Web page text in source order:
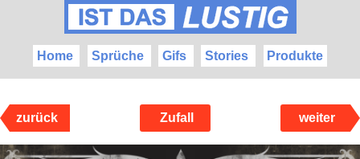
Home Sprüche Gifs Stories Produkte
zurück Zufall weiter